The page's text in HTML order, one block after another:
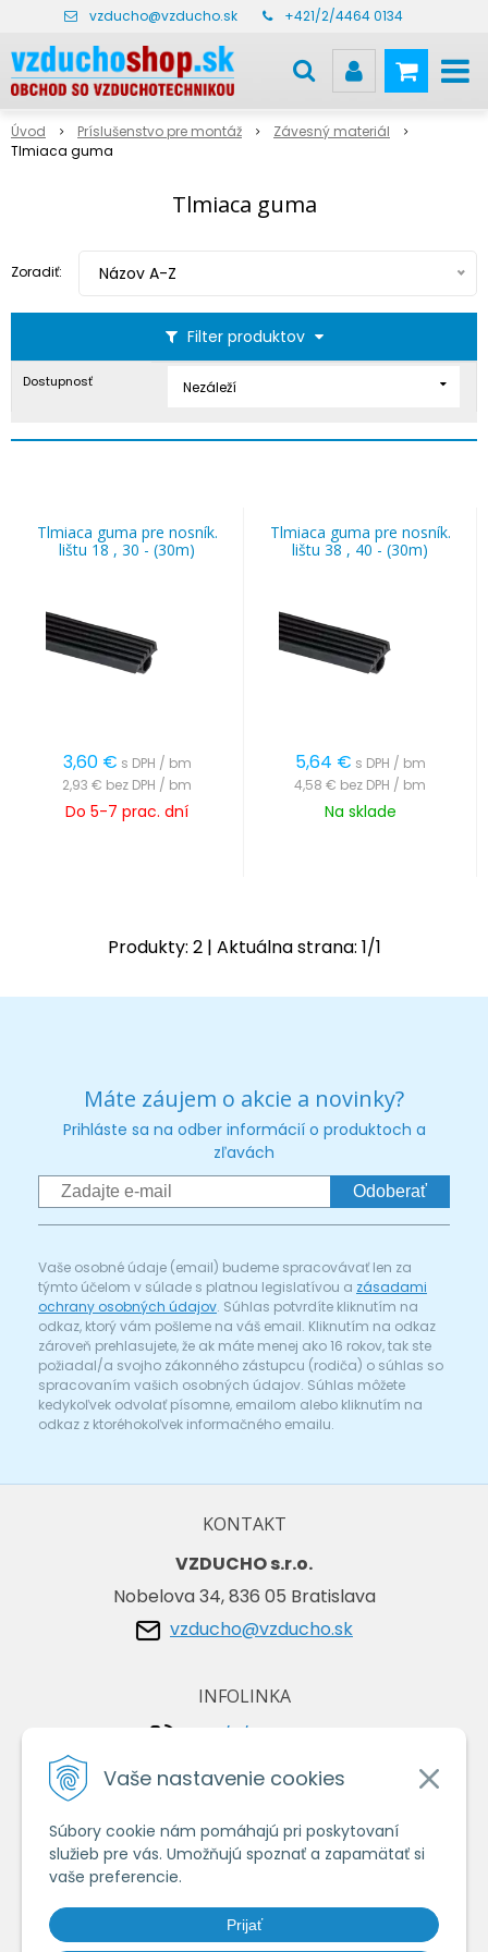
Vaše nastavenie cookies
Súbory cookie nám pomáhajú pri poskytovaní
služieb pre vás. Umožňujú spoznať a zapamätať si
vaše preferencie.
Prijať
vzducho@vzducho.sk +421/2/4464 0134
Úvod Príslušenstvo pre montáž
Závesný materiál
Tlmiaca guma
Tlmiaca guma
Filter produktov
Zoradiť: Názov A-Z
Dostupnosť Nezáleží
Tlmiaca guma pre nosník.
lištu 18 , 30 - (30m)
3,60 € s DPH / bm
2,93 € bez DPH / bm
Do 5-7 prac. dní
Tlmiaca guma pre nosník.
lištu 38 , 40 - (30m)
5,64 € s DPH / bm
4,58 € bez DPH / bm
Na sklade
Produkty: 2| Aktuálna strana: 1/1
Máte záujem o akcie a novinky?
Prihláste sa na odber informácií o produktoch a
zľavách
Odoberať
Vaše osobné údaje (email) budeme spracovávať len za
týmto účelom v súlade s platnou legislatívou a zásadami
ochrany osobných údajov. Súhlas potvrdíte kliknutím na
odkaz, ktorý vám pošleme na váš email. Kliknutím na odkaz
zároveň prehlasujete, že ak máte menej ako 16 rokov, tak ste
požiadal/a svojho zákonného zástupcu (rodiča) o súhlas so
spracovaním vašich osobných údajov. Súhlas môžete
kedykoľvek odvolať písomne, emailom alebo kliknutím na
odkaz z ktoréhokoľvek informačného emailu.
KONTAKT
VZDUCHO s.r.o.
Nobelova 34, 836 05 Bratislava
vzducho@vzducho.sk
INFOLINKA
+421/2/4464 0134
+421/903 729 042
VŠETKO O NÁKUPE
Obchodné podmienky
Ochrana osobných údajov
Ako nakupovať